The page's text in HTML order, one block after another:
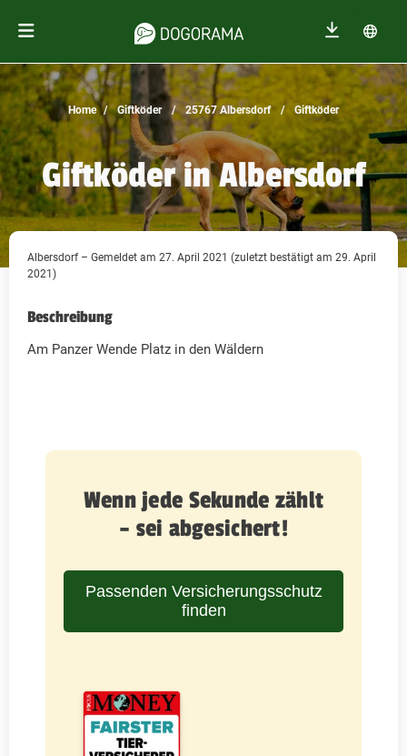
Home Giftköder 25767 Albersdorf Giftköder
Giftköder in Albersdorf
Albersdorf – Gemeldet am 27. April 2021 (zuletzt bestätigt am 29. April
2021)
Beschreibung
Am Panzer Wende Platz in den Wäldern
Wenn jede Sekunde zählt
– sei abgesichert!
Passenden Versicherungsschutz
finden